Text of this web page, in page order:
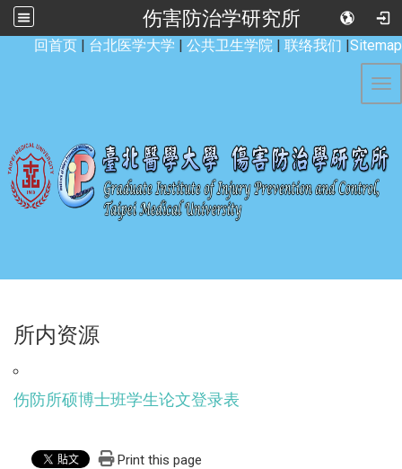
伤害防治学研究所
回首页 | 台北医学大学 | 公共卫生学院 | 联络我们 |Sitemap
所内资源
伤防所硕博士班学生论文登录表
Print this page